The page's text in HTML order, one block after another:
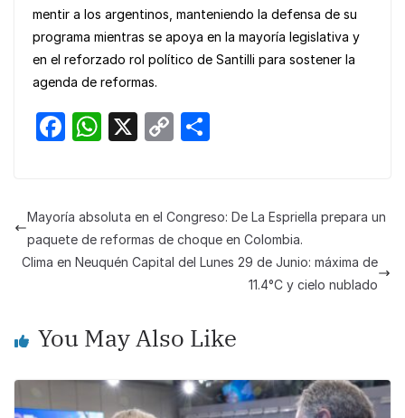
mentir a los argentinos, manteniendo la defensa de su
programa mientras se apoya en la mayoría legislativa y
en el reforzado rol político de Santilli para sostener la
agenda de reformas.
F
e
b
o
k
W
s
A
p
X
C
y
Li
n
e
Mayoría absoluta en el Congreso: De La Espriella prepara un
paquete de reformas de choque en Colombia.
Clima en Neuquén Capital del Lunes 29 de Junio: máxima de
11.4°C y cielo nublado
You May Also Like